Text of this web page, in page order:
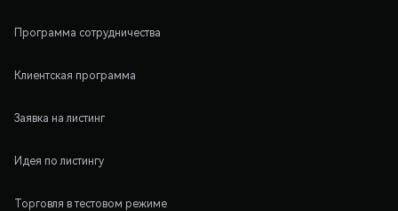
Программа сотрудничества
Клиентская программа
Заявка на листинг
Идея по листингу
Торговля в тестовом режиме